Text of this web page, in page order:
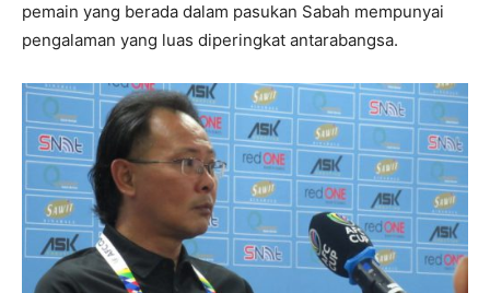
pemain yang berada dalam pasukan Sabah mempunyai
pengalaman yang luas diperingkat antarabangsa.